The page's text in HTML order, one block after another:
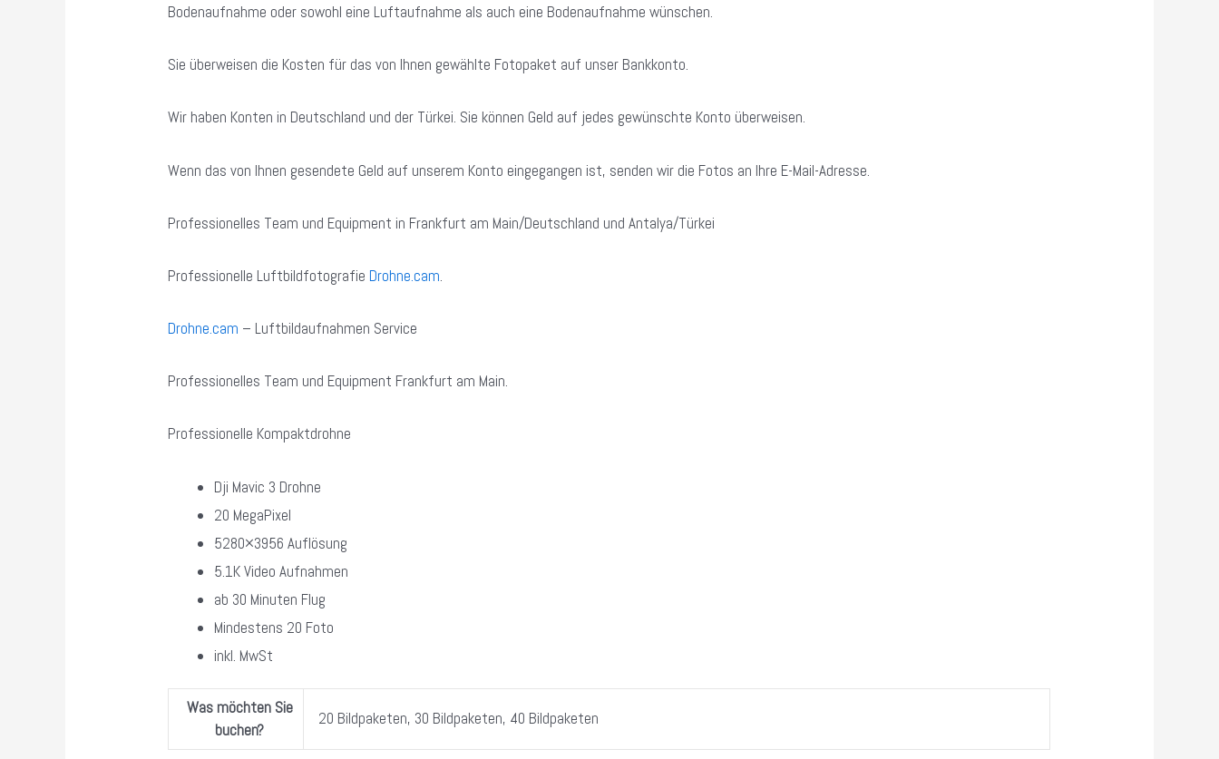
Bodenaufnahme oder sowohl eine Luftaufnahme als auch eine Bodenaufnahme wünschen.
Sie überweisen die Kosten für das von Ihnen gewählte Fotopaket auf unser Bankkonto.
Wir haben Konten in Deutschland und der Türkei. Sie können Geld auf jedes gewünschte Konto überweisen.
Wenn das von Ihnen gesendete Geld auf unserem Konto eingegangen ist, senden wir die Fotos an Ihre E-Mail-Adresse.
Professionelles Team und Equipment in Frankfurt am Main/Deutschland und Antalya/Türkei
Professionelle Luftbildfotografie Drohne.cam.
Drohne.cam – Luftbildaufnahmen Service
Professionelles Team und Equipment Frankfurt am Main.
Professionelle Kompaktdrohne
Dji Mavic 3 Drohne
20 MegaPixel
5280×3956 Auflösung
5.1K Video Aufnahmen
ab 30 Minuten Flug
Mindestens 20 Foto
inkl. MwSt
Was möchten Sie
buchen?
20 Bildpaketen, 30 Bildpaketen, 40 Bildpaketen